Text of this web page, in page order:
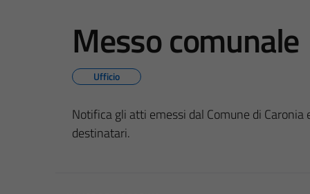
Messo comunale
Ufficio
Notifica gli atti emessi dal Comune di
destinatari.